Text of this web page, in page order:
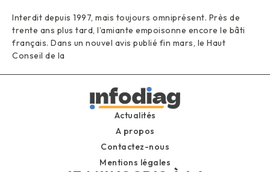
Interdit depuis 1997, mais toujours omniprésent. Près de
trente ans plus tard, l’amiante empoisonne encore le bâti
français. Dans un nouvel avis publié fin mars, le Haut
Conseil de la
Actualités
A propos
Contactez-nous
Mentions légales